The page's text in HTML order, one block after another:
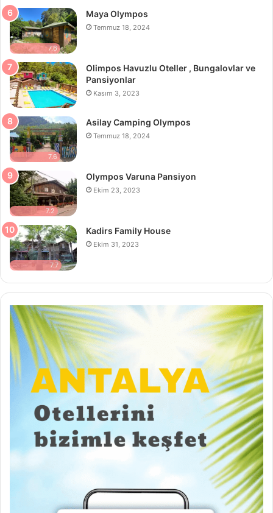
7.6
Maya Olympos
Temmuz 18, 2024
Olimpos Havuzlu Oteller , Bungalovlar ve
Pansiyonlar
Kasım 3, 2023
7.6
Asilay Camping Olympos
Temmuz 18, 2024
7.2
Olympos Varuna Pansiyon
Ekim 23, 2023
7.7
Kadirs Family House
Ekim 31, 2023